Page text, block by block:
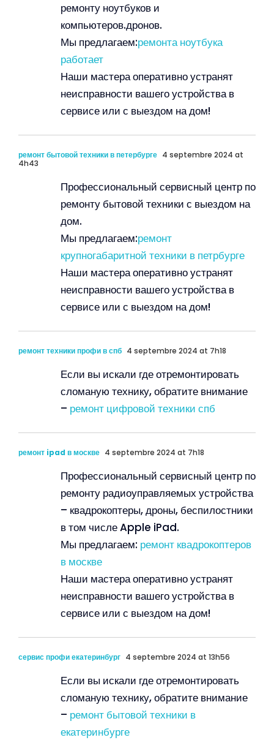
ремонту ноутбуков и
компьютеров.дронов.
Мы предлагаем:ремонта ноутбука
работает
Наши мастера оперативно устранят
неисправности вашего устройства в
сервисе или с выездом на дом!
ремонт бытовой техники в петербурге 4 septembre 2024 at
4h43
Профессиональный сервисный центр по
ремонту бытовой техники с выездом на
дом.
Мы предлагаем:ремонт
крупногабаритной техники в петрбурге
Наши мастера оперативно устранят
неисправности вашего устройства в
сервисе или с выездом на дом!
ремонт техники профи в спб 4 septembre 2024 at 7h18
Если вы искали где отремонтировать
сломаную технику, обратите внимание
– ремонт цифровой техники спб
ремонт ipad в москве 4 septembre 2024 at 7h18
Профессиональный сервисный центр по
ремонту радиоуправляемых устройства
– квадрокоптеры, дроны, беспилостники
в том числе Apple iPad.
Мы предлагаем: ремонт квадрокоптеров
в москве
Наши мастера оперативно устранят
неисправности вашего устройства в
сервисе или с выездом на дом!
сервис профи екатеринбург 4 septembre 2024 at 13h56
Если вы искали где отремонтировать
сломаную технику, обратите внимание
– ремонт бытовой техники в
екатеринбурге